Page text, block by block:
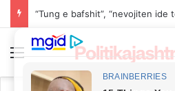
Menu